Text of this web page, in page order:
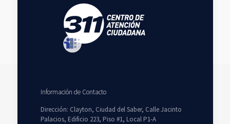
Información de Contacto
Dirección: Clayton, Ciudad del Saber, Calle Jacinto
Palacios, Edificio 223, Piso #1, Local P1-A